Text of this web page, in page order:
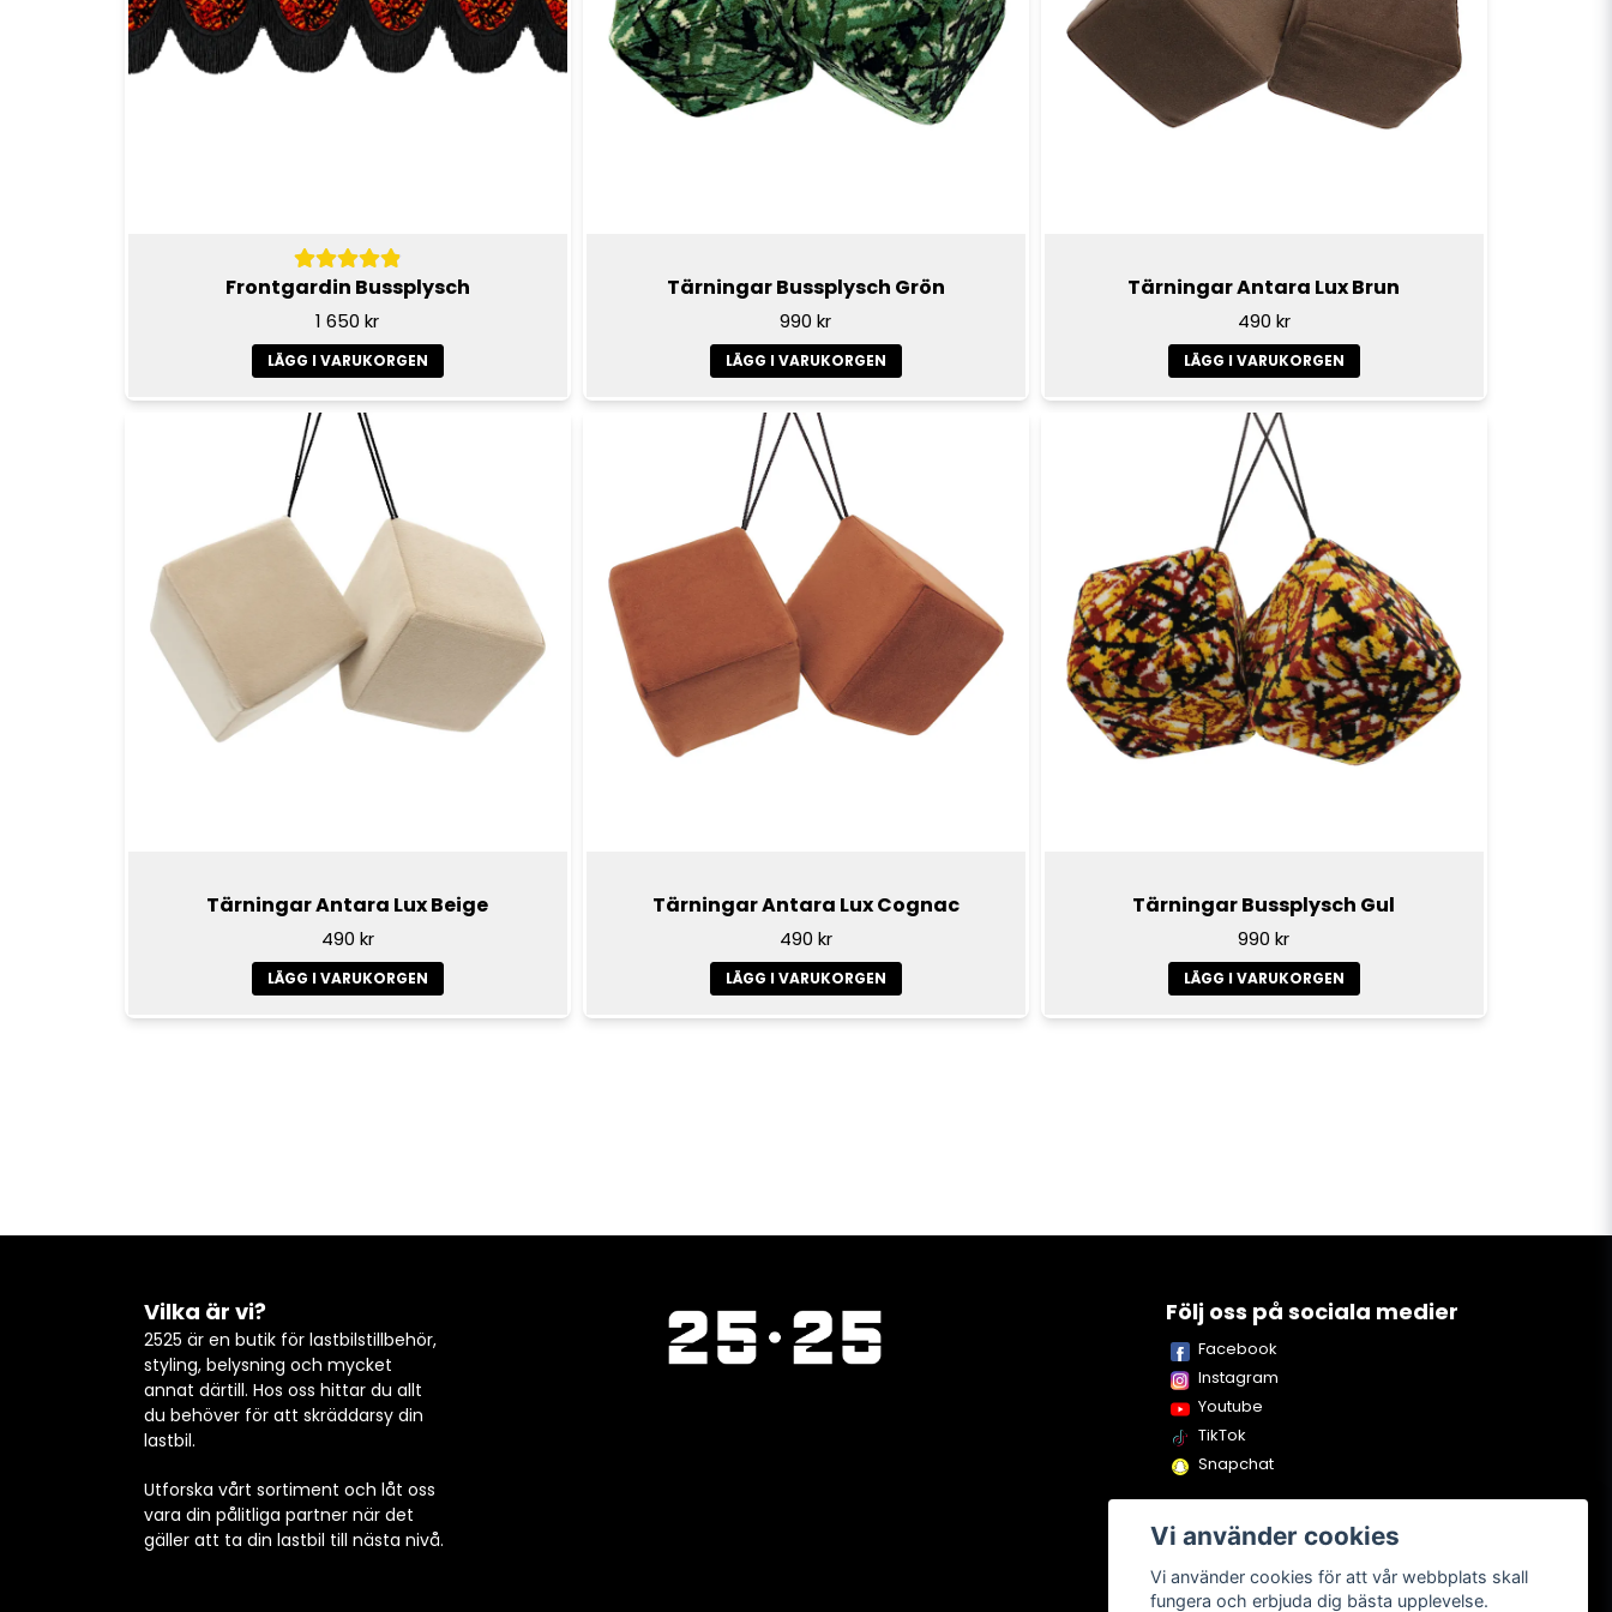
Riktigt bra passform och kanon kvalitet
Patric
för 7 månader sedan
Passade perfekt till min scania R560 NG. Fördelen med en
mörk gardin öär att den blir mer diskret och väldigt
Jean
för 1 år sedan
Peter
för 1 år sedan
Frontgardin Bussplysch
1 650 kr
LÄGG I VARUKORGEN
Tärningar Bussplysch Grön
990 kr
LÄGG I VARUKORGEN
Tärningar Antara Lux Brun
490 kr
LÄGG I VARUKORGEN
Tärningar Antara Lux Beige
490 kr
LÄGG I VARUKORGEN
Tärningar Antara Lux Cognac
490 kr
LÄGG I VARUKORGEN
Tärningar Bussplysch Gul
990 kr
LÄGG I VARUKORGEN
Vilka är vi?
2525 är en butik för lastbilstillbehör,
styling, belysning och mycket
annat därtill. Hos oss hittar du allt
du behöver för att skräddarsy din
lastbil.
Utforska vårt sortiment och låt oss
vara din pålitliga partner när det
gäller att ta din lastbil till nästa nivå.
Följ oss på sociala medier
Facebook
Instagram
Youtube
TikTok
Snapchat
Vi använder cookies
Vi använder cookies för att vår webbplats skall
fungera och erbjuda dig bästa upplevelse.